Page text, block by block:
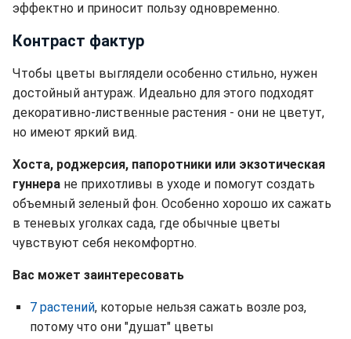
эффектно и приносит пользу одновременно.
Контраст фактур
Чтобы цветы выглядели особенно стильно, нужен
достойный антураж. Идеально для этого подходят
декоративно-лиственные растения - они не цветут,
но имеют яркий вид.
Хоста, роджерсия, папоротники или экзотическая
гуннера не прихотливы в уходе и помогут создать
объемный зеленый фон. Особенно хорошо их сажать
в теневых уголках сада, где обычные цветы
чувствуют себя некомфортно.
Вас может заинтересовать
7 растений, которые нельзя сажать возле роз,
потому что они "душат" цветы